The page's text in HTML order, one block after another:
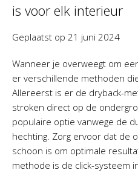
is voor elk interieur
Geplaatst op 21 juni 2024
Wanneer je overweegt om
er verschillende methoden
Allereerst is er de dryback-
stroken direct op de
populaire optie vanwege de
hechting. Zorg ervoor dat de
schoon is om optimale
methode is de click-systeem